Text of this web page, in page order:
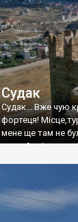
Судак
Судак... Вже чую
фортеця!
мене ще там не
принаймні до